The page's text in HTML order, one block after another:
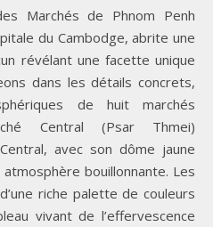
du Cambodge, abrite une
révélant une facette unique
dans les détails concrets,
de huit marchés
Central (Psar Thmei)
avec son dôme jaune
bouillonnante. Les
riche palette de couleurs
vivant de l’effervescence